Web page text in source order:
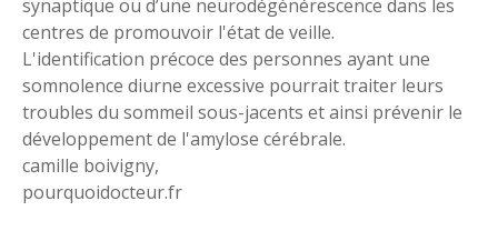
synaptique ou d’une neurodégénérescence dans les
centres de promouvoir l'état de veille.
L'identification précoce des personnes ayant une
somnolence diurne excessive pourrait traiter leurs
troubles du sommeil sous-jacents et ainsi prévenir le
développement de l'amylose cérébrale.
camille boivigny,
pourquoidocteur.fr